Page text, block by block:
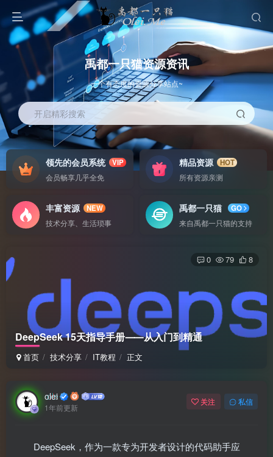
禹都一只猫资源资讯
一个有态度的资源分享站点~
开启精彩搜索
领先的会员系统
VIP
会员畅享几乎全免
精品资源
HOT
所有资源亲测
丰富资源
NEW
技术分享、生活琐事
禹都一只猫
GO
来自禹都一只猫的支持
DeepSeek 15天指导⼿册⸺从入门到精通
首页 技术分享 IT教程 正文
0 79 8
olei
1年前更新
关注 私信
DeepSeek，作为一款专为开发者设计的代码助手应